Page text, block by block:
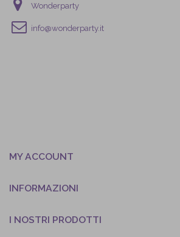
Wonderparty
info@wonderparty.it
MY ACCOUNT
INFORMAZIONI
I NOSTRI PRODOTTI